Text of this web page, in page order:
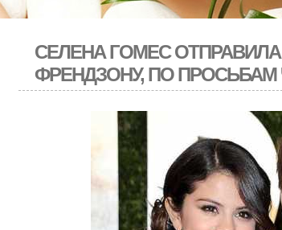
СЕЛЕНА ГОМЕС
ФРЕНДЗОНУ, ПО ПРОСЬБАМ